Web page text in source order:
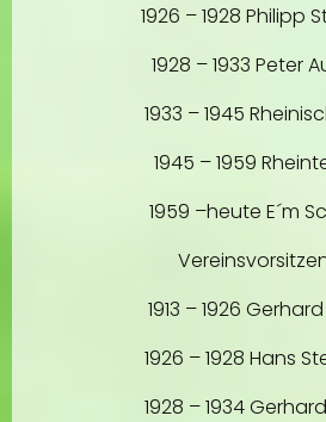
1926 – 1928 Philipp
1928 – 1933 Peter
1933 – 1945
1945 – 1959
1959 –heute E´m
1913 – 1926
1926 – 1928 Hans
1928 – 1934